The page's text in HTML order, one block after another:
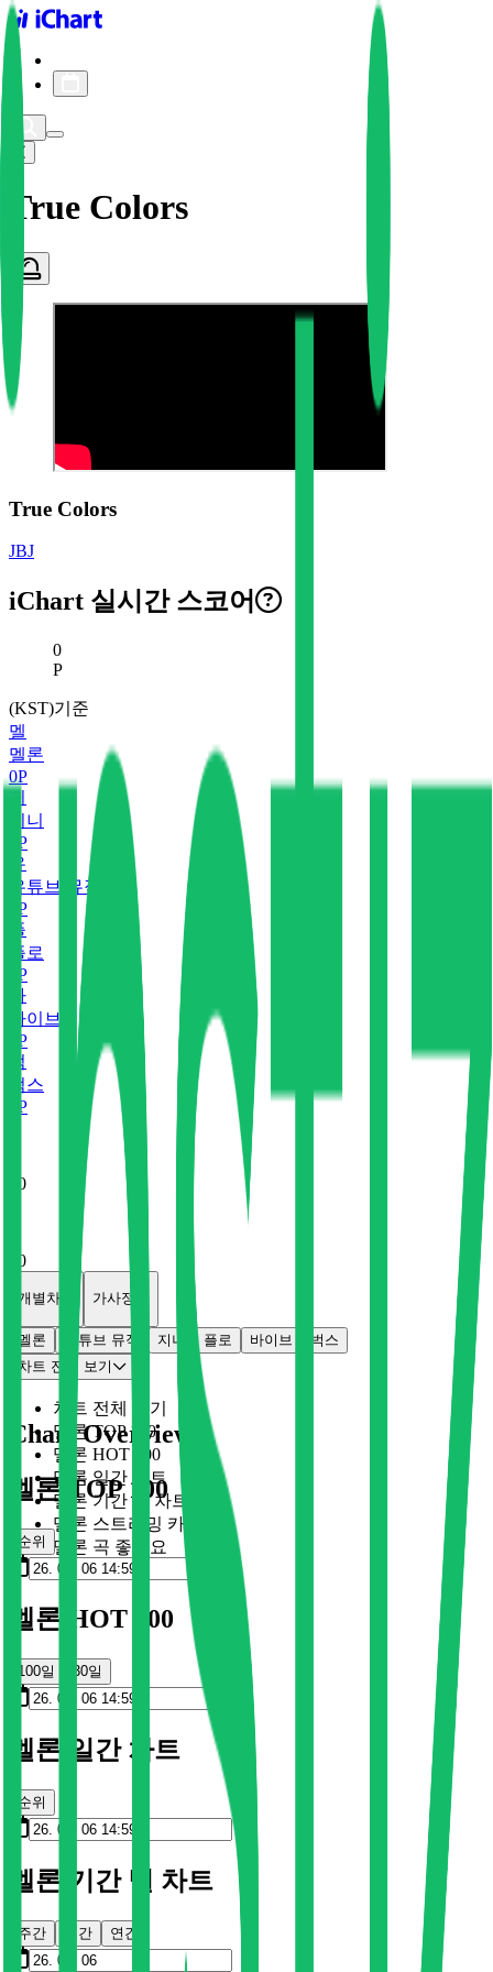
iChart logo
True Colors
True Colors
JBJ
iChart 실시간 스코어
현재 스코어
0
P
(KST)기준
멜
멜론
0P
지니
P
유
유튜브 뮤직
P
플
플로
P
바
바이브
P
벅
벅스
P
0
0
개별차트 가사정보
멜론 유튜브 뮤직 지니 플로 바이브
벅스
차트 전체 보기
차트 전체 보기
멜론 TOP 100
멜론 HOT 100
멜론 일간 차트
멜론 기간 별 차트
멜론 스트리밍 카드
멜론 곡 좋아요
Chart Overview
멜론 TOP 100
순위
멜론 HOT 100
100일 30일
멜론 일간 차트
순위
멜론 기간 별 차트
주간 월간 연간